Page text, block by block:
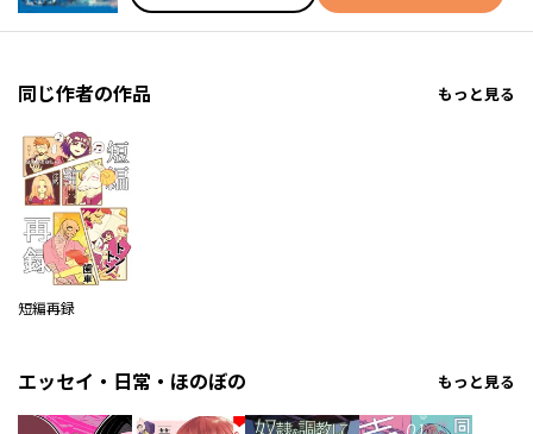
同じ作者の作品 もっと見る
短編再録
エッセイ・日常・ほのぼの もっと見る